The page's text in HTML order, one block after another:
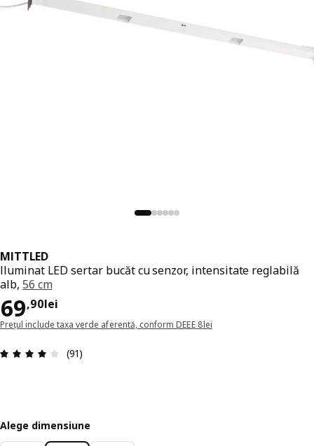
MITTLED
Iluminat LED sertar bucăt cu senzor, intensitate reglabilă
alb, 56 cm
69,90lei
Preț 69,90lei
Prețul include taxa verde aferentă, conform DEEE 8lei
Prezentare generală: 4.1 din 5 stele Total
(91)
Alege dimensiune